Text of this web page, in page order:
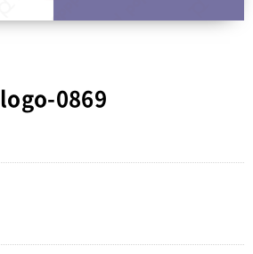
logo-0869